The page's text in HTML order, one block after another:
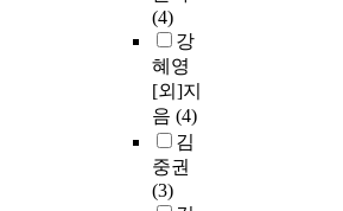
(4)
강
혜영
[외]지
음 (4)
김
중권
(3)